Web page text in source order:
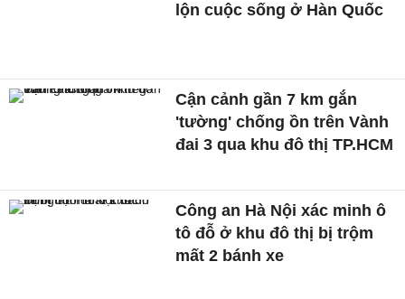
lộn cuộc sống ở Hàn Quốc
Cận cảnh gần 7 km gắn
'tường' chống ồn trên Vành
đai 3 qua khu đô thị TP.HCM
Công an Hà Nội xác minh ô
tô đỗ ở khu đô thị bị trộm
mất 2 bánh xe